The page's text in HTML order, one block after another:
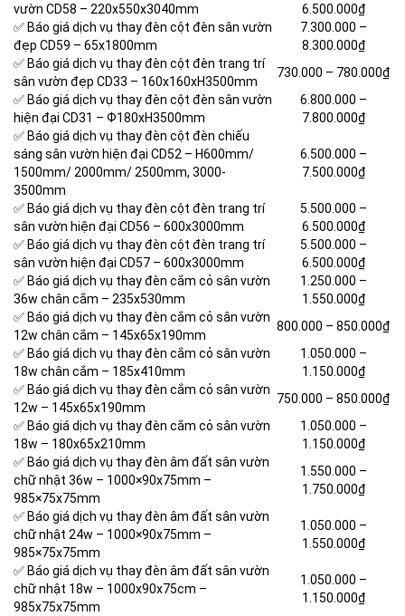
vườn CD58 – 220x550x3040mm
6.500.000₫
✅ Báo giá dịch vụ thay đèn cột đèn sân vườn
đẹp CD59 – 65x1800mm
7.300.000 –
8.300.000₫
✅ Báo giá dịch vụ thay đèn cột đèn trang trí
sân vườn đẹp CD33 – 160x160xH3500mm
730.000 – 780.000₫
✅ Báo giá dịch vụ thay đèn cột đèn sân vườn
hiện đại CD31 – Ф180xH3500mm
6.800.000 –
7.800.000₫
✅ Báo giá dịch vụ thay đèn cột đèn chiếu
sáng sân vườn hiện đại CD52 – H600mm/
1500mm/ 2000mm/ 2500mm, 3000-
3500mm
6.500.000 –
7.500.000₫
✅ Báo giá dịch vụ thay đèn cột đèn trang trí
sân vườn hiện đại CD56 – 600x3000mm
5.500.000 –
6.500.000₫
✅ Báo giá dịch vụ thay đèn cột đèn trang trí
sân vườn hiện đại CD57 – 600x3000mm
5.500.000 –
6.500.000₫
✅ Báo giá dịch vụ thay đèn cắm cỏ sân vườn
36w chân cắm – 235x530mm
1.250.000 –
1.550.000₫
✅ Báo giá dịch vụ thay đèn cắm cỏ sân vườn
12w chân cắm – 145x65x190mm
800.000 – 850.000₫
✅ Báo giá dịch vụ thay đèn cắm cỏ sân vườn
18w chân cắm – 185x410mm
1.050.000 –
1.150.000₫
✅ Báo giá dịch vụ thay đèn cắm cỏ sân vườn
12w – 145x65x190mm
750.000 – 850.000₫
✅ Báo giá dịch vụ thay đèn cắm cỏ sân vườn
18w – 180x65x210mm
1.050.000 –
1.150.000₫
✅ Báo giá dịch vụ thay đèn âm đất sân vườn
chữ nhật 36w – 1000×90x75mm –
985×75x75mm
1.550.000 –
1.750.000₫
✅ Báo giá dịch vụ thay đèn âm đất sân vườn
chữ nhật 24w – 1000×90x75mm –
985×75x75mm
1.050.000 –
1.550.000₫
✅ Báo giá dịch vụ thay đèn âm đất sân vườn
chữ nhật 18w – 1000x90x75cm –
985x75x75mm
1.050.000 –
1.150.000₫